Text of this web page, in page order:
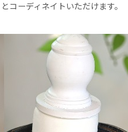
コーディネイトいただけます。